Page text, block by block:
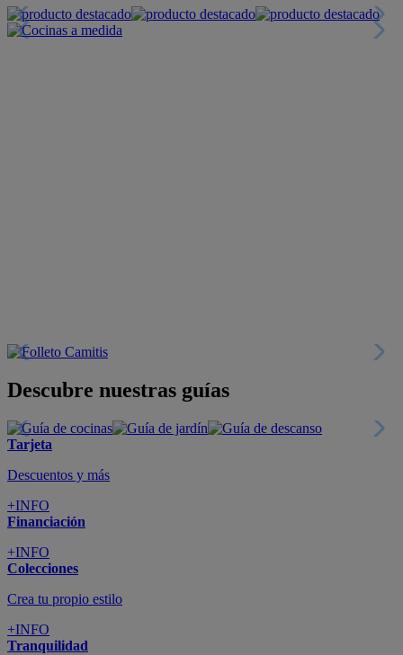
Descubre nuestras guías
Tarjeta
Descuentos y más
+INFO
Financiación
+INFO
Colecciones
Crea tu propio estilo
+INFO
Tranquilidad